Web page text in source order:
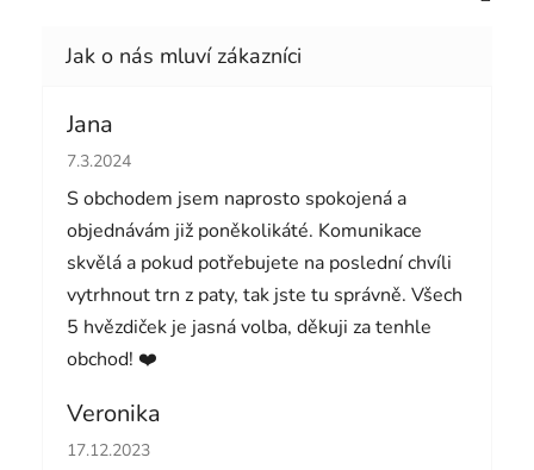
Jana
Hodnocení obchodu je 5 z 5 hvězdiček.
7.3.2024
S obchodem jsem naprosto spokojená a
objednávám již poněkolikáté. Komunikace
skvělá a pokud potřebujete na poslední chvíli
vytrhnout trn z paty, tak jste tu správně. Všech
5 hvězdiček je jasná volba, děkuji za tenhle
obchod! ❤️
Veronika
Hodnocení obchodu je 5 z 5 hvězdiček.
17.12.2023